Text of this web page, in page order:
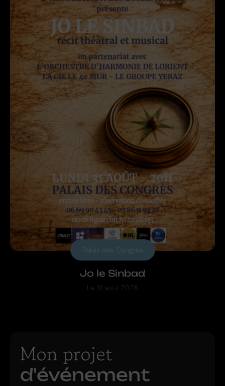
Jo le Sinbad
Palais des Congrès
Le 31 août 2026
Mon projet
d'événement